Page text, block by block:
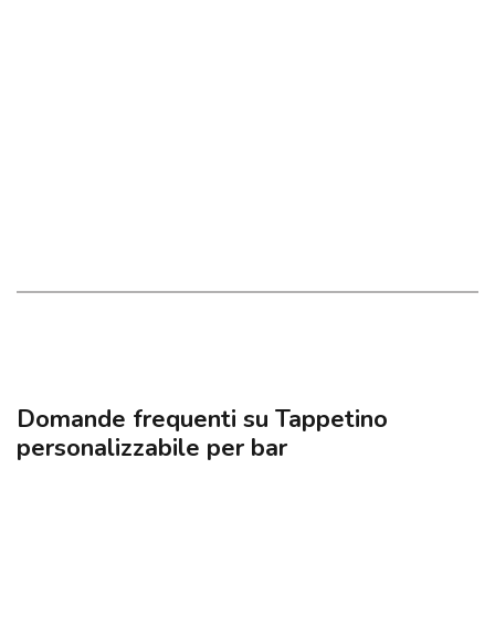
Domande frequenti su Tappetino
personalizzabile per bar